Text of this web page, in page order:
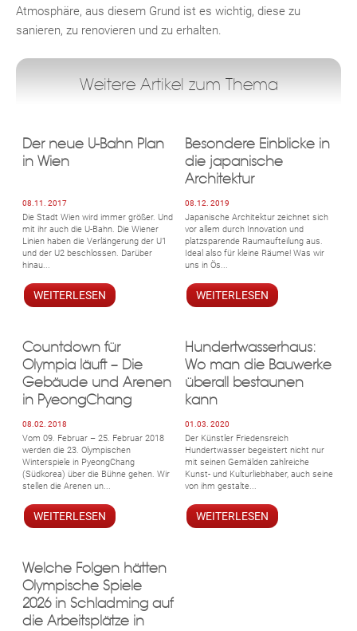
ebo agr tter
Atmosphäre, aus diesem Grund ist es wichtig, diese zu
sanieren, zu renovieren und zu erhalten.
Weitere Artikel zum Thema
Der neue U-Bahn Plan
in Wien
08.11. 2017
Die Stadt Wien wird immer größer. Und
mit ihr auch die U-Bahn. Die Wiener
Linien haben die Verlängerung der U1
und der U2 beschlossen. Darüber
hinau...
WEITERLESEN
Besondere Einblicke in
die japanische
Architektur
08.12. 2019
Japanische Architektur zeichnet sich
vor allem durch Innovation und
platzsparende Raumaufteilung aus.
Ideal also für kleine Räume! Was wir
uns in Ös...
WEITERLESEN
Countdown für
Olympia läuft – Die
Gebäude und Arenen
in PyeongChang
08.02. 2018
Vom 09. Februar – 25. Februar 2018
werden die 23. Olympischen
Winterspiele in PyeongChang
(Südkorea) über die Bühne gehen. Wir
stellen die Arenen un...
WEITERLESEN
Hundertwasserhaus:
Wo man die Bauwerke
überall bestaunen
kann
01.03. 2020
Der Künstler Friedensreich
Hundertwasser begeistert nicht nur
mit seinen Gemälden zahlreiche
Kunst- und Kulturliebhaber, auch seine
von ihm gestalte...
WEITERLESEN
Welche Folgen hätten
Olympische Spiele
2026 in Schladming auf
die Arbeitsplätze in